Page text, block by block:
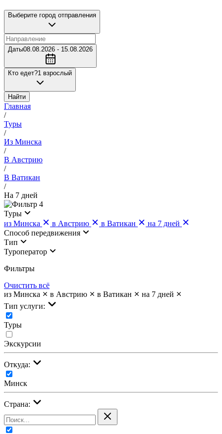
Выберите город отправления
Даты08.08.2026 - 15.08.2026
Кто едет?1 взрослый
Найти
Главная
/
Туры
/
Из Минска
/
В Австрию
/
В Ватикан
/
На 7 дней
4
Туры
из Минска
в Австрию в Ватикан
на 7 дней
Cпособ передвижения
Тип
Туроператор
Фильтры
Очистить всё
из Минска
в Австрию в Ватикан
на 7 дней
Тип услуги:
Туры
Экскурсии
Откуда:
Минск
Страна: